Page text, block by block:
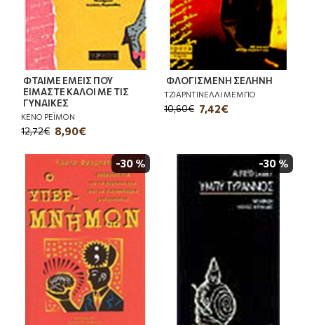
ΦΤΑΙΜΕ ΕΜΕΙΣ ΠΟΥ
ΕΙΜΑΣΤΕ ΚΑΛΟΙ ΜΕ ΤΙΣ
ΓΥΝΑΙΚΕΣ
ΚΕΝΟ ΡΕΪΜΟΝ
8,90€
12,72€
ΦΛΟΓΙΣΜΕΝΗ ΣΕΛΗΝΗ
ΤΖΙΑΡΝΤΙΝΕΛΛΙ ΜΕΜΠΟ
7,42€
10,60€
-30 % -30 %